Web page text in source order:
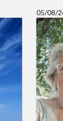
05/08/